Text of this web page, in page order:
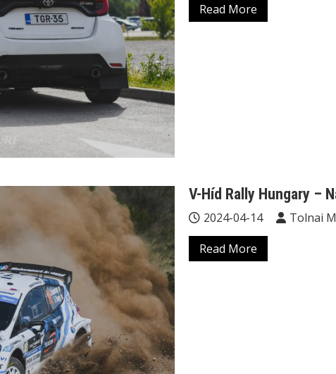
Read More
V-Híd Rally Hungary –
2024-04-14 Tolnai
Read More